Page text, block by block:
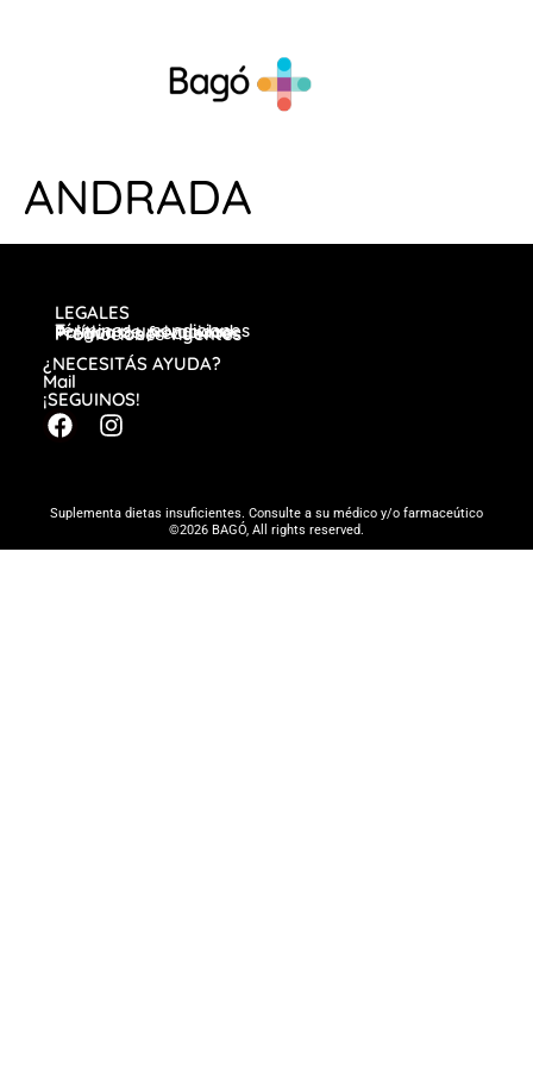
ANDRADA
LEGALES
Términos y condiciones
Política de privacidad
Preguntas frecuentes
Promociones vigentes
¿NECESITÁS AYUDA?
Mail
¡SEGUINOS!
Suplementa dietas insuficientes. Consulte a su médico y/o farmaceútico
©2026 BAGÓ, All rights reserved.